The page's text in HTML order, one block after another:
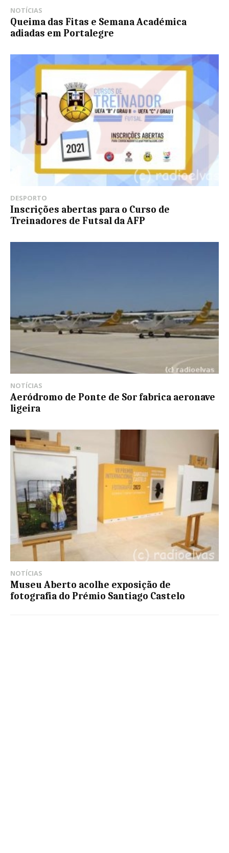
NOTÍCIAS
Queima das Fitas e Semana Académica
adiadas em Portalegre
DESPORTO
Inscrições abertas para o Curso de
Treinadores de Futsal da AFP
NOTÍCIAS
Aeródromo de Ponte de Sor fabrica aeronave
ligeira
NOTÍCIAS
Museu Aberto acolhe exposição de
fotografia do Prémio Santiago Castelo